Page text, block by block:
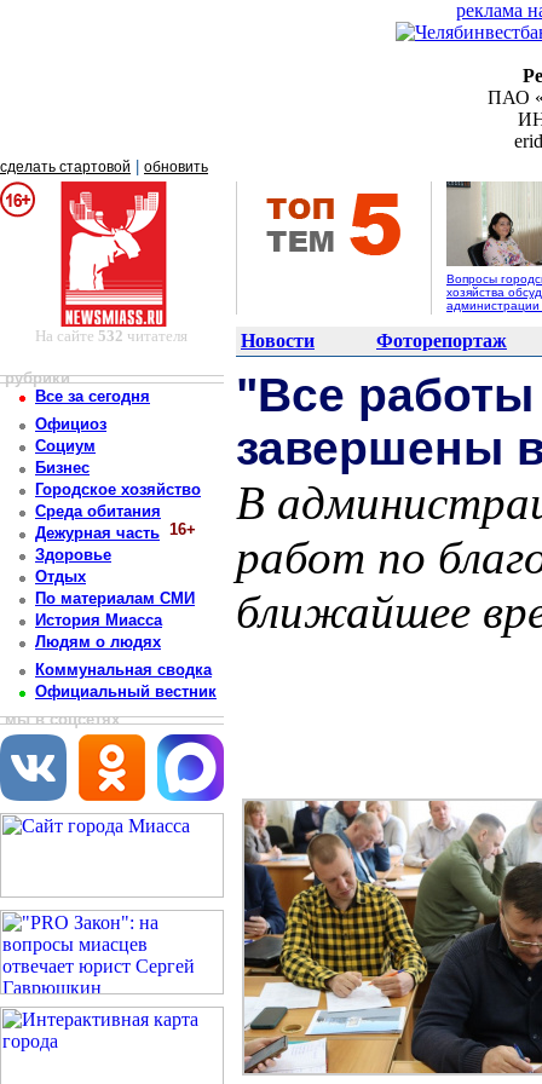
реклама
ПАО
сделать стартовой обновить
Вопросы
хозяйства
На сайте 532 читателя Новости Фоторепортаж
рубрики
Все за сегодня
Официоз
Социум
Бизнес
Городское хозяйство
Среда обитания
Дежурная часть 16+
Здоровье
Отдых
По материалам СМИ
История Миасса
Людям о людях
Коммунальная сводка
Официальный вестник
мы в соцсетях
"Все
завершены
В
работ по
ближайшее